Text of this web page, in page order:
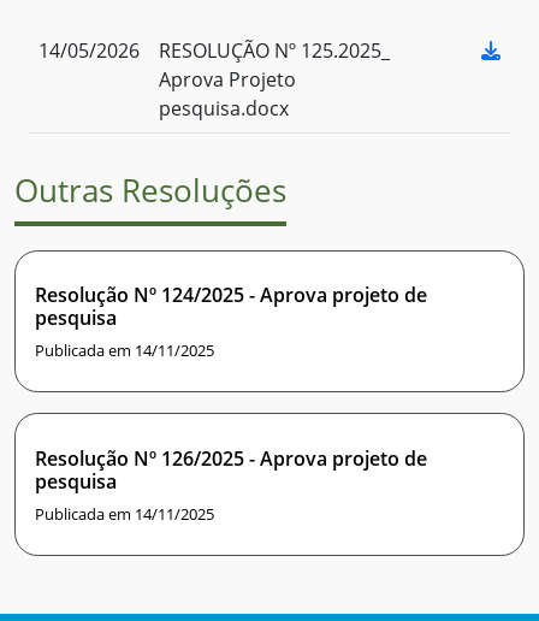
14/05/2026
RESOLUÇÃO Nº 125.2025_
Aprova Projeto
pesquisa.docx
Outras Resoluções
Resolução Nº 124/2025 - Aprova projeto de
pesquisa
Publicada em 14/11/2025
Resolução Nº 126/2025 - Aprova projeto de
pesquisa
Publicada em 14/11/2025